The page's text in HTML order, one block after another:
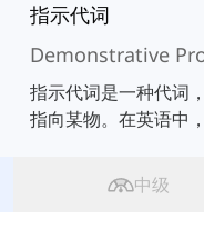
指示代词
Demonstrative
指示代词是一种代词
指向某物。在英语中
中级